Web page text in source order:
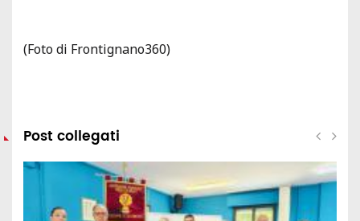
(Foto di Frontignano360)
Post collegati